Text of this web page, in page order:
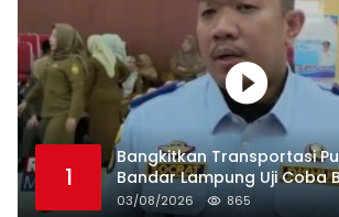
1
Bangkitkan Transportasi
Bandar Lampung Uji Coba
03/08/2026 865